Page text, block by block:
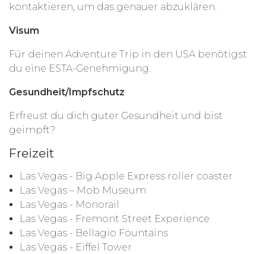
kontaktieren, um das genauer abzuklären.
Visum
Für deinen Adventure Trip in den USA benötigst
du eine ESTA-Genehmigung.
Gesundheit/Impfschutz
Erfreust du dich guter Gesundheit und bist
geimpft?
Freizeit
Las Vegas - Big Apple Express roller coaster
Las Vegas – Mob Museum
Las Vegas - Monorail
Las Vegas - Fremont Street Experience
Las Vegas - Bellagio Fountains
Las Vegas - Eiffel Tower